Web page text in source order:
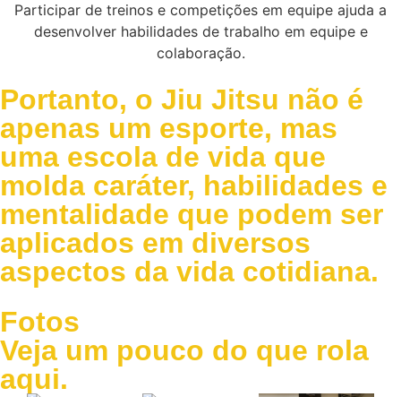
Participar de treinos e competições em equipe ajuda a
desenvolver habilidades de trabalho em equipe e
colaboração.
Portanto, o Jiu Jitsu não é
apenas um esporte, mas
uma escola de vida que
molda caráter, habilidades e
mentalidade que podem ser
aplicados em diversos
aspectos da vida cotidiana.
Fotos
Veja um pouco do que rola
aqui.